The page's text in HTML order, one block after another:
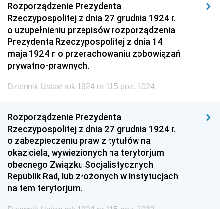
Rozporządzenie Prezydenta
Rzeczypospolitej z dnia 27 grudnia 1924 r.
o uzupełnieniu przepisów rozporządzenia
Prezydenta Rzeczypospolitej z dnia 14
maja 1924 r. o przerachowaniu zobowiązań
prywatno-prawnych.
Dziennik Ustaw rok 1924 nr 115 poz. 1024
Rozporządzenie Prezydenta
Rzeczypospolitej z dnia 27 grudnia 1924 r.
o zabezpieczeniu praw z tytułów na
okaziciela, wywiezionych na terytorjum
obecnego Związku Socjalistycznych
Republik Rad, lub złożonych w instytucjach
na tem terytorjum.